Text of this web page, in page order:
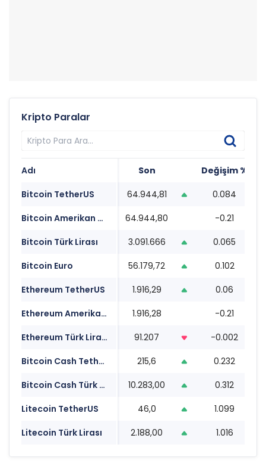
Kripto Paralar
Adı Son Değişim %
Bitcoin TetherUS
64.944,81 0.084
Bitcoin Amerikan Doları
64.944,80 -0.21
Bitcoin Türk Lirası
3.091.666 0.065
Bitcoin Euro
56.179,72 0.102
Ethereum TetherUS
1.916,29 0.06
Ethereum Amerikan Doları
1.916,28 -0.21
Ethereum Türk Lirası
91.207 -0.002
Bitcoin Cash TetherUS
215,6 0.232
Bitcoin Cash Türk Lirası
10.283,00 0.312
Litecoin TetherUS
46,0 1.099
Litecoin Türk Lirası
2.188,00 1.016